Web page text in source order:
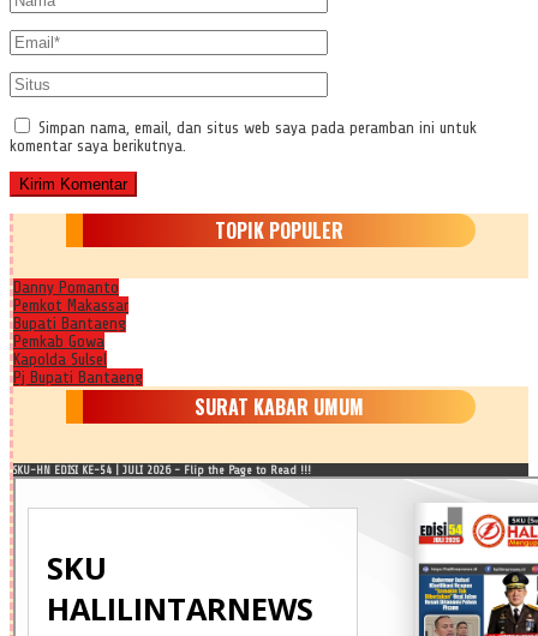
Simpan nama, email, dan situs web saya pada peramban ini untuk
komentar saya berikutnya.
TOPIK POPULER
Danny Pomanto
Pemkot Makassar
Bupati Bantaeng
Pemkab Gowa
Kapolda Sulsel
Pj Bupati Bantaeng
SURAT KABAR UMUM
SKU-HN EDISI KE-54 | JULI 2026 - Flip the Page to Read !!!